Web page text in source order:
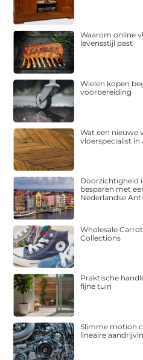
Waarom online
levensstijl past
Wielen kopen
voorbereiding
Wat een nieuwe
vloerspecialist in
Doorzichtigheid
besparen met
Nederlandse
Wholesale
Collections
Praktische
fijne tuin
Slimme motion
lineaire